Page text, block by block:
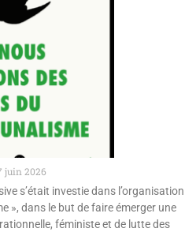
juin 2026
s’était investie dans l’organisation
», dans le but de faire émerger une
féministe et de lutte des